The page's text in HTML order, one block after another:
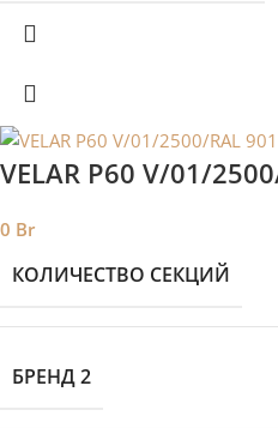
VELAR P60 V/01/
0 Br
КОЛИЧЕСТВО СЕКЦИЙ
БРЕНД 2